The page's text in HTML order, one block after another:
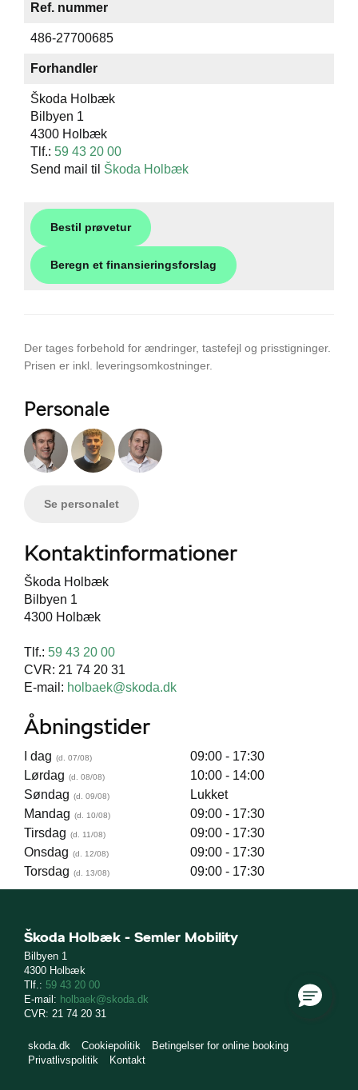
Ref. nummer
486-27700685
Forhandler
Škoda Holbæk
Bilbyen 1
4300 Holbæk
Tlf.: 59 43 20 00
Send mail til Škoda Holbæk
Bestil prøvetur
Beregn et finansieringsforslag
Der tages forbehold for ændringer, tastefejl og prisstigninger.
Prisen er inkl. leveringsomkostninger.
Personale
Se personalet
Kontaktinformationer
Škoda Holbæk
Bilbyen 1
4300 Holbæk
Tlf.: 59 43 20 00
CVR: 21 74 20 31
E-mail: holbaek@skoda.dk
Åbningstider
I dag
09:00 - 17:30
Lørdag
10:00 - 14:00
Søndag
Lukket
Mandag
09:00 - 17:30
Tirsdag
09:00 - 17:30
Onsdag
09:00 - 17:30
Torsdag
09:00 - 17:30
Škoda Holbæk - Semler Mobility
Bilbyen 1
4300 Holbæk
Tlf.: 59 43 20 00
E-mail: holbaek@skoda.dk
CVR: 21 74 20 31
skoda.dk Cookiepolitik
Betingelser for online booking
Privatlivspolitik
Kontakt